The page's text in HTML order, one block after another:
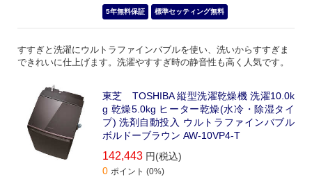
5年無料保証 標準セッティング無料
すすぎと洗濯にウルトラファインバブルを使い、洗いからすすぎま
できれいに仕上げます。洗濯やすすぎ時の静音性も高く人気です。
東芝 TOSHIBA 縦型洗濯乾燥機 洗濯10.0k
g 乾燥5.0kg ヒーター乾燥(水冷・除湿タイ
プ) 洗剤自動投入 ウルトラファインバブル
ボルドーブラウン AW-10VP4-T
142,443 円(税込)
0 ポイント (0%)